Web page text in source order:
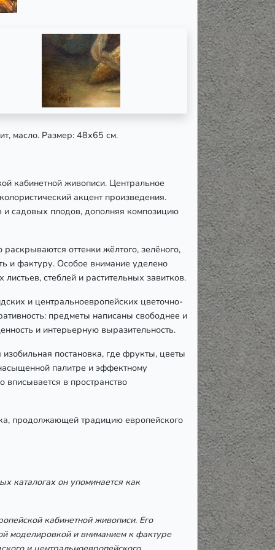
масло. Размер: 48х65 см.
кабинетной живописи. Центральное
акцент произведения.
и садовых плодов, дополняя композицию
оттенки жёлтого, зелёного,
и фактуру. Особое внимание уделено
стеблей и растительных завитков.
и центральноевропейских цветочно-
предметы написаны свободнее и
и интерьерную выразительность.
постановка, где фрукты, цветы
палитре и эффектному
в пространство
продолжающей традицию европейского
каталогах он упоминается как
кабинетной живописи. Его
моделировкой и вниманием к фактуре